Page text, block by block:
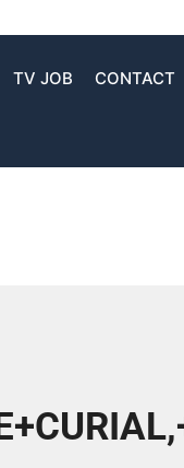
TV JOB CONTACT